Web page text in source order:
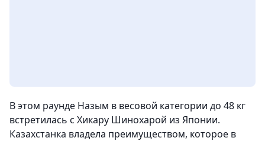
В этом раунде Назым в весовой категории до 48 кг
встретилась с Хикару Шинохарой из Японии.
Казахстанка владела преимуществом, которое в